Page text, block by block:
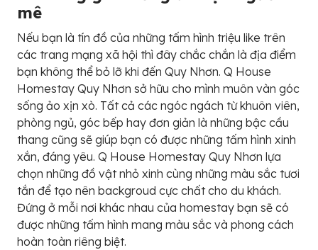
mê
Nếu bạn là tín đồ của những tấm hình triệu like trên
các trang mạng xã hội thì đây chắc chắn là địa điểm
bạn không thể bỏ lỡ khi đến Quy Nhơn. Q House
Homestay Quy Nhơn sở hữu cho mình muôn vàn góc
sống ảo xịn xò. Tất cả các ngóc ngách từ khuôn viên,
phòng ngủ, góc bếp hay đơn giản là những bậc cầu
thang cũng sẽ giúp bạn có được những tấm hình xinh
xắn, đáng yêu. Q House Homestay Quy Nhơn lựa
chọn những đồ vật nhỏ xinh cùng những màu sắc tươi
tắn để tạo nên backgroud cực chất cho du khách.
Đứng ở mỗi nơi khác nhau của homestay bạn sẽ có
được những tấm hình mang màu sắc và phong cách
hoàn toàn riêng biệt.